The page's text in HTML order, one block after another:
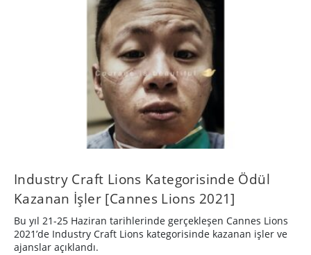
Industry Craft Lions Kategorisinde Ödül
Kazanan İşler [Cannes Lions 2021]
Bu yıl 21-25 Haziran tarihlerinde gerçekleşen Cannes Lions
2021’de Industry Craft Lions kategorisinde kazanan işler ve
ajanslar açıklandı.